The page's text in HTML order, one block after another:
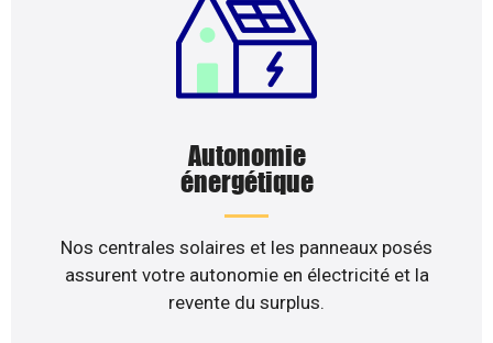
Autonomie
énergétique
Nos centrales solaires et les panneaux posés
assurent votre autonomie en électricité et la
revente du surplus.